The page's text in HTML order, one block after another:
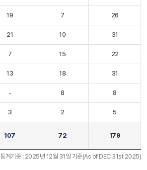
19 7 26
21 10 31
7 15 22
13 18 31
- 8 8
3 2 5
107 72 179
통계기준 : 2025년 12월 31일 기준(As of DEC 31st 2025)